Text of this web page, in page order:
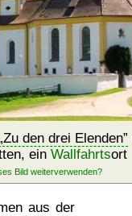
Zu den drei Elenden
ein Wallfahrtsort
aus der